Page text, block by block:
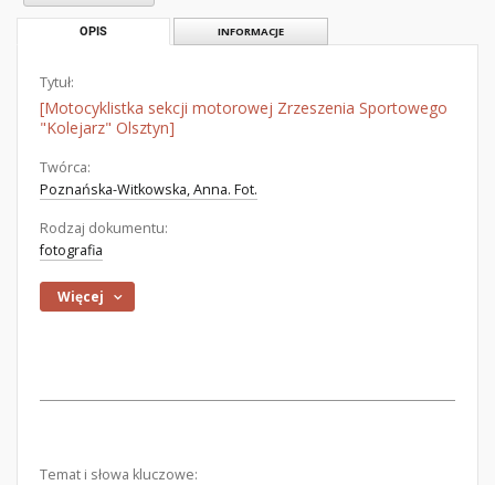
OPIS INFORMACJE
Tytuł:
[Motocyklistka sekcji motorowej Zrzeszenia Sportowego
"Kolejarz" Olsztyn]
Twórca:
Poznańska-Witkowska, Anna. Fot.
Rodzaj dokumentu:
fotografia
Więcej
Temat i słowa kluczowe: